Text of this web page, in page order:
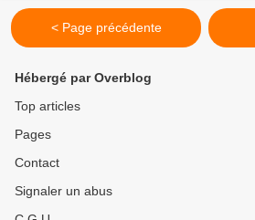
< Page précédente
Hébergé par Overblog
Top articles
Pages
Contact
Signaler un abus